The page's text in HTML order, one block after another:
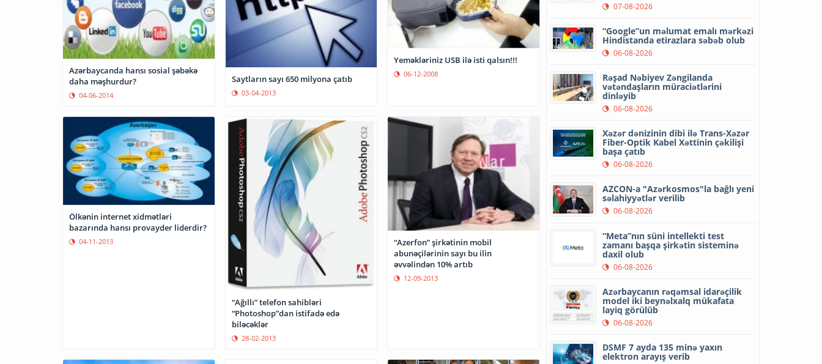
Azərbaycanda hansı sosial şəbəkə
daha məşhurdur?
04-06-2014
Saytların sayı 650 milyona çatıb
03-04-2013
Yeməkləriniz USB ilə isti qalsın!!!
06-12-2008
Ölkənin internet xidmətləri
bazarında hansı provayder liderdir?
04-11-2013
“Ağıllı” telefon sahibləri
“Photoshop”dan istifadə edə
biləcəklər
28-02-2013
“Azerfon” şirkətinin mobil
abunəçilərinin sayı bu ilin
əvvəlindən 10% artıb
12-09-2013
07-08-2026
“Google”un məlumat emalı mərkəzi
Hindistanda etirazlara səbəb olub
06-08-2026
Rəşad Nəbiyev Zəngilanda
vətəndaşların müraciətlərini
dinləyib
06-08-2026
Xəzər dənizinin dibi ilə Trans-Xəzər
Fiber-Optik Kabel Xəttinin çəkilişi
başa çatıb
06-08-2026
AZCON-a "Azərkosmos"la bağlı yeni
səlahiyyətlər verilib
06-08-2026
“Meta”nın süni intellekti test
zamanı başqa şirkətin sisteminə
daxil olub
06-08-2026
Azərbaycanın rəqəmsal idarəçilik
model iki beynəlxalq mükafata
layiq görülüb
06-08-2026
DSMF 7 ayda 135 minə yaxın
elektron arayış verib